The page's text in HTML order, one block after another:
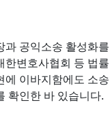
공익소송 활성화
변호사협회 등 법
이바지함에도 소
확인한 바 있습니다.